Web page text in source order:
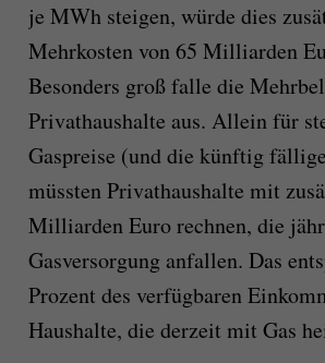
je MWh steigen, würde dies
Mehrkosten von 65 Milliarden
Besonders groß falle die
Privathaushalte aus. Allein für
Gaspreise (und die künftig
müssten Privathaushalte mit
Milliarden Euro rechnen, die
Gasversorgung anfallen. Das
Prozent des verfügbaren
Haushalte, die derzeit mit Gas